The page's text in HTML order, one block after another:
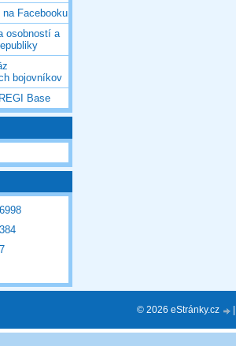
Facebooku
osobností a
bojovníkov
Base
© 2026 eStránky.cz